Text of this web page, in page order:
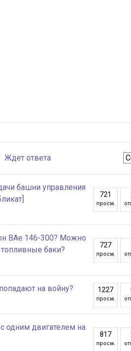
Ждет ответа
башни управления
721
просм.
BAe 146-300? Можно
баки?
727
просм.
на войну? 1227
просм.
одним двигателем на
817
просм.